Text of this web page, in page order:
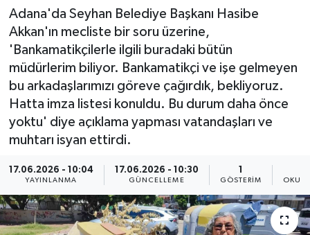
Adana'da Seyhan Belediye Başkanı Hasibe
Akkan'ın mecliste bir soru üzerine,
'Bankamatikçilerle ilgili buradaki bütün
müdürlerim biliyor. Bankamatikçi ve işe gelmeyen
bu arkadaşlarımızı göreve çağırdık, bekliyoruz.
Hatta imza listesi konuldu. Bu durum daha önce
yoktu' diye açıklama yapması vatandaşları ve
muhtarı isyan ettirdi.
17.06.2026 - 10:04
YAYINLANMA
17.06.2026 - 10:30
GÜNCELLEME
1
GÖSTERIM